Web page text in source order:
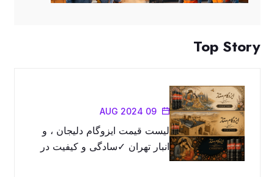
Top Story
09 AUG 2024
لیست قیمت ایزوگام دلیجان ، و
انبار تهران ✓سادگی و کیفیت در